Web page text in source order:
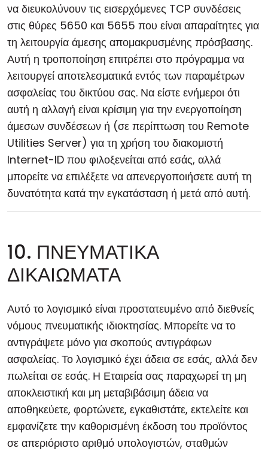
να διευκολύνουν τις εισερχόμενες TCP συνδέσεις
στις θύρες 5650 και 5655 που είναι απαραίτητες για
τη λειτουργία άμεσης απομακρυσμένης πρόσβασης.
Αυτή η τροποποίηση επιτρέπει στο πρόγραμμα να
λειτουργεί αποτελεσματικά εντός των παραμέτρων
ασφαλείας του δικτύου σας. Να είστε ενήμεροι ότι
αυτή η αλλαγή είναι κρίσιμη για την ενεργοποίηση
άμεσων συνδέσεων ή (σε περίπτωση του Remote
Utilities Server) για τη χρήση του διακομιστή
Internet-ID που φιλοξενείται από εσάς, αλλά
μπορείτε να επιλέξετε να απενεργοποιήσετε αυτή τη
δυνατότητα κατά την εγκατάσταση ή μετά από αυτή.
10. ΠΝΕΥΜΑΤΙΚΑ
ΔΙΚΑΙΩΜΑΤΑ
Αυτό το λογισμικό είναι προστατευμένο από διεθνείς
νόμους πνευματικής ιδιοκτησίας. Μπορείτε να το
αντιγράψετε μόνο για σκοπούς αντιγράφων
ασφαλείας. Το λογισμικό έχει άδεια σε εσάς, αλλά δεν
πωλείται σε εσάς. Η Εταιρεία σας παραχωρεί τη μη
αποκλειστική και μη μεταβιβάσιμη άδεια να
αποθηκεύετε, φορτώνετε, εγκαθιστάτε, εκτελείτε και
εμφανίζετε την καθορισμένη έκδοση του προϊόντος
σε απεριόριστο αριθμό υπολογιστών, σταθμών